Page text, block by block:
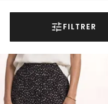
FILTRER